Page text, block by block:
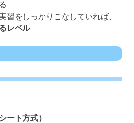
習をしっかりこなしていれば、
レベル
ート方式）